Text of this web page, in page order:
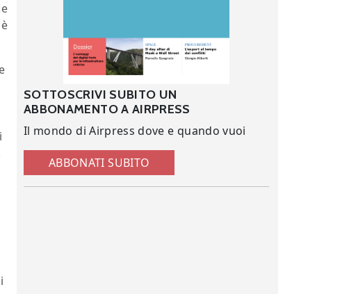
SOTTOSCRIVI SUBITO UN
ABBONAMENTO A AIRPRESS
Il mondo di Airpress dove e quando vuoi
ABBONATI SUBITO